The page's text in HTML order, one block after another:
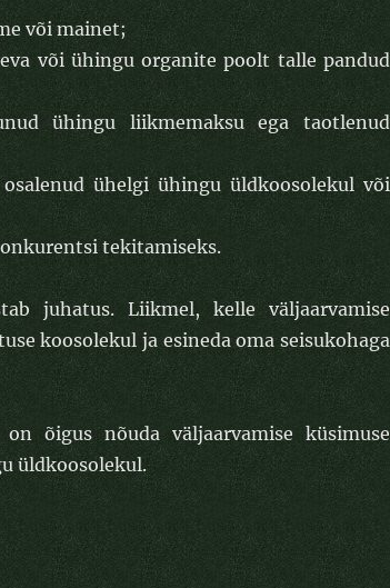
või mainet;
või ühingu organite poolt talle pandud
ühingu liikmemaksu ega taotlenud
ühelgi ühingu üldkoosolekul või
tekitamiseks.
juhatus. Liikmel, kelle väljaarvamise
koosolekul ja esineda oma seisukohaga
õigus nõuda väljaarvamise küsimuse
üldkoosolekul.